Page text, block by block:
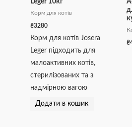
Leger 10кг
Корм для котів
₴3280
Корм для котів Josera
Leger підходить для
малоактивних котів,
стерилізованих та з
надмірною вагою
Додати в кошик
₴